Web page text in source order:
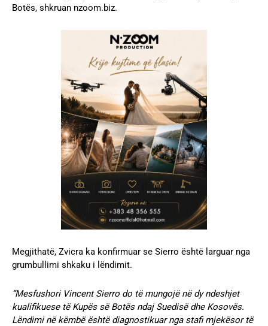
Botës, shkruan nzoom.biz.
Megjithatë, Zvicra ka konfirmuar se Sierro është larguar nga
grumbullimi shkaku i lëndimit.
“Mesfushori Vincent Sierro do të mungojë në dy ndeshjet
kualifikuese të Kupës së Botës ndaj Suedisë dhe Kosovës.
Lëndimi në këmbë është diagnostikuar nga stafi mjekësor të